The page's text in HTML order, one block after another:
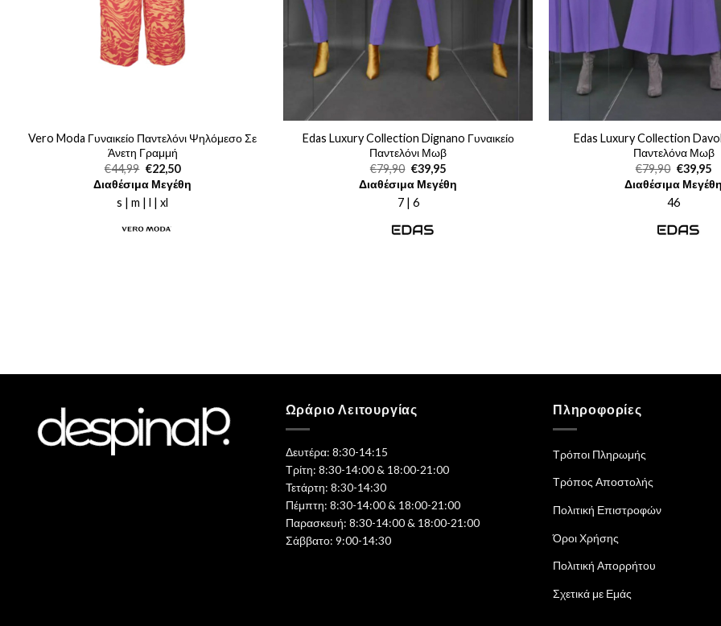
Vero Moda Γυναικείο Παντελόνι Ψηλόμεσο Σε
Άνετη Γραμμή
€44,99 Original
price
was:
€44,99.
€22,50Η
τρέχουσα
τιμή
Διαθέσιμα Μεγέθη
s | m | l | xl
Edas Luxury Collection Dignano Γυναικείο
Παντελόνι Μωβ
€79,90 Original
price
was:
€79,90.
€39,95Η
τρέχουσα
τιμή
Διαθέσιμα Μεγέθη
7 | 6
Edas Luxury Collection Davoli
Παντελόνα Μωβ
€79,90 Original
price
was:
€79,90.
€39,95Η
Διαθέσιμα
46
Ωράριο Λειτουργίας
Δευτέρα: 8:30-14:15
Τρίτη: 8:30-14:00 & 18:00-21:00
Τετάρτη: 8:30-14:30
Πέμπτη: 8:30-14:00 & 18:00-21:00
Παρασκευή: 8:30-14:00 & 18:00-21:00
Σάββατο: 9:00-14:30
Πληροφορίες
Τρόποι Πληρωμής
Τρόπος Αποστολής
Πολιτική Επιστροφών
Όροι Χρήσης
Πολιτική Απορρήτου
Σχετικά με Εμάς